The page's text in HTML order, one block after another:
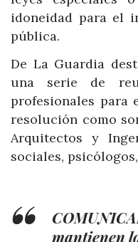
idoneidad para el
pública.
De La Guardia
una serie de
profesionales para
resolución como
Arquitectos y
sociales,
mantienen